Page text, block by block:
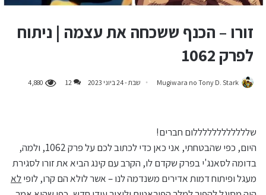
זורו – הכנף ששכחה את עצמה | ניתוח
לפרק 1062
Mugiwara no Tony D. Stark שבת - 24 ביוני 2023 12
4,880
שללללללללללללום חברים!
היום, כפי שהבטחתי, אני כאן כדי לכתוב לכם על פרק 1062, ולמה,
בדומה לסאנג'י בפרק שקדם לו, הקרב עם קינג הביא את זורו לסגירת
מעגל ופיתוח דמות אדירים משנדמה לנו – אשר לולא הם קרו, לופילא